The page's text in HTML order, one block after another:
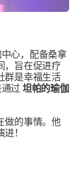
心，配备桑拿
，旨在促进疗
群是幸福生活
过 坦帕的瑜伽
做的事情。他
！